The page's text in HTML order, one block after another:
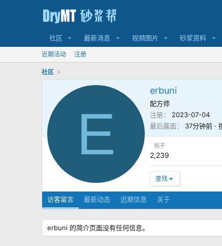
社区 最新消息 视频图片 砂浆资料
近期活动 注册
社区
E
erbuni
配方师
注册
2023-07-04
最后露面
37分钟前 ·
帖子
2,239
查找
访客留言 最新动态 近期信息 关于
erbuni 的简介页面没有任何信息。